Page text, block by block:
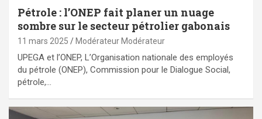
Pétrole : l’ONEP fait planer un nuage
sombre sur le secteur pétrolier gabonais
11 mars 2025 Modérateur Modérateur
UPEGA et l’ONEP, L’Organisation nationale des employés
du pétrole (ONEP), Commission pour le Dialogue Social,
pétrole,…